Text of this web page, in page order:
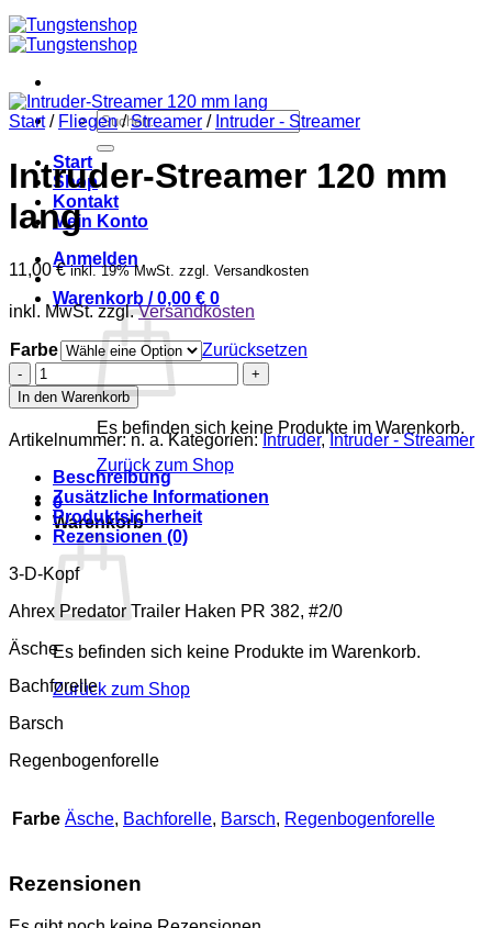
Suche
nach:
Start
Shop
Kontakt
Mein Konto
Anmelden
Warenkorb /0,00 € 0
Es befinden sich keine Produkte im Warenkorb.
Zurück zum Shop
0
Warenkorb
Es befinden sich keine Produkte im Warenkorb.
Zurück zum Shop
Start / Fliegen / Streamer / Intruder - Streamer
Intruder-Streamer 120 mm
lang
11,00€ inkl. 19% MwSt. zzgl. Versandkosten
inkl. MwSt. zzgl.Versandkosten
Farbe
Zurücksetzen
Intruder-
Streamer
120
mm
lang
Menge
In den Warenkorb
Artikelnummer:n. a. Kategorien:Intruder, Intruder - Streamer
Beschreibung
Zusätzliche Informationen
Produktsicherheit
Rezensionen (0)
3-D-Kopf
Ahrex Predator Trailer Haken PR 382, #2/0
Äsche
Bachforelle
Barsch
Regenbogenforelle
Farbe Äsche, Bachforelle, Barsch, Regenbogenforelle
Rezensionen